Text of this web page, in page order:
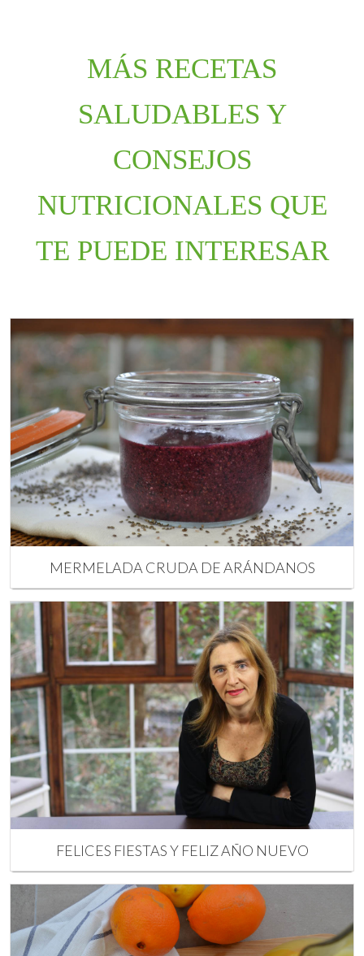
MÁS RECETAS
SALUDABLES Y
CONSEJOS
NUTRICIONALES QUE
TE PUEDE INTERESAR
MERMELADA CRUDA DE ARÁNDANOS
FELICES FIESTAS Y FELIZ AÑO NUEVO